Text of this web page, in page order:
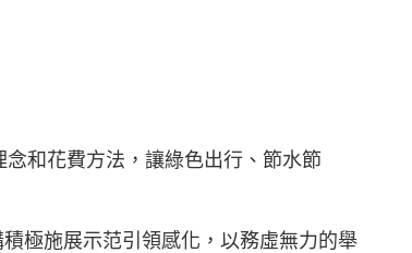
和花費方法，讓綠色出行、節水節
極施展示范引領感化，以務虛無力的舉